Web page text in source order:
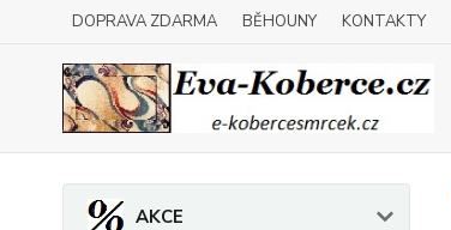
DOPRAVA ZDARMA BĚHOUNY KONTAKTY
AKCE